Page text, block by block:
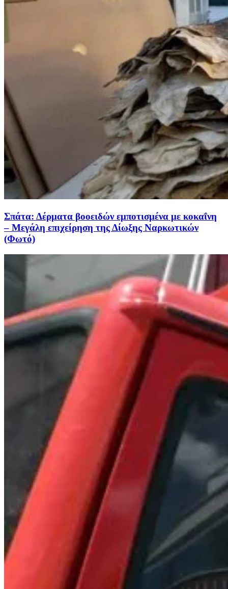
Σπάτα: Δέρματα βοοειδών εμποτισμένα με κοκαΐνη
– Μεγάλη επιχείρηση της Δίωξης Ναρκωτικών
(Φωτό)